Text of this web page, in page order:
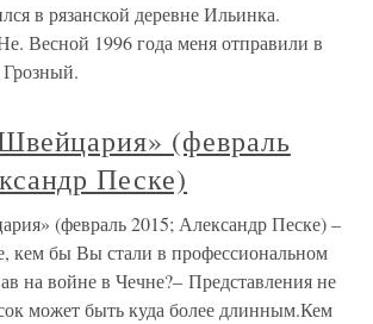
в рязанской деревне Ильинка.
Весной 1996 года меня отправили в
(февраль
Песке)
(февраль 2015; Александр Песке) –
кем бы Вы стали в профессиональном
на войне в Чечне?– Представления не
может быть куда более длинным.Кем